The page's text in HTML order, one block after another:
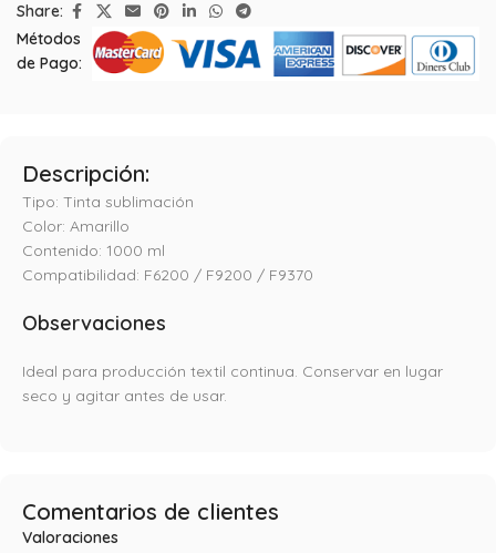
Share:
Métodos
de Pago:
Descripción:
Tipo: Tinta sublimación
Color: Amarillo
Contenido: 1000 ml
Compatibilidad: F6200 / F9200 / F9370
Observaciones
Ideal para producción textil continua. Conservar en lugar
seco y agitar antes de usar.
Comentarios de clientes
Valoraciones